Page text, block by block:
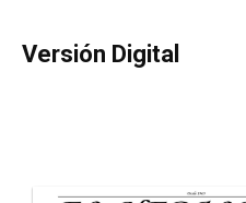
Versión Digital